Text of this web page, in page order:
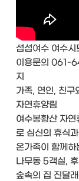
섬섬여수 여수시
이용문의 061-
지
가족, 연인, 친구
자연휴양림
여수봉황산 자
로 심신의 휴식
온가족이 함께
나무동 5객실,
숲속의 집 진달